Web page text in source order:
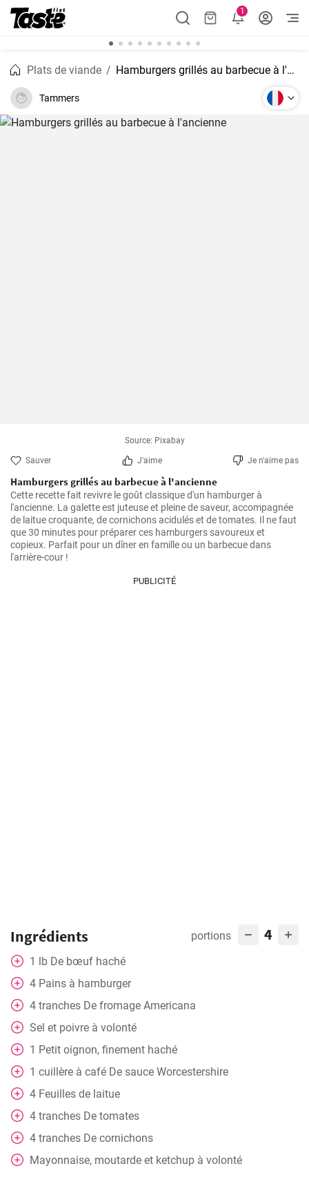
1
Plats de viande Hamburgers grillés au barbecue à l'ancienne
Tammers
Source: Pixabay
Sauver J'aime Je n'aime pas
Hamburgers grillés au barbecue à l'ancienne
Cette recette fait revivre le goût classique d'un hamburger à
l'ancienne. La galette est juteuse et pleine de saveur, accompagnée
de laitue croquante, de cornichons acidulés et de tomates. Il ne faut
que 30 minutes pour préparer ces hamburgers savoureux et
copieux. Parfait pour un dîner en famille ou un barbecue dans
l'arrière-cour !
PUBLICITÉ
Ingrédients portions 4
1 lb De bœuf haché
4 Pains à hamburger
4 tranches De fromage Americana
Sel et poivre à volonté
1 Petit oignon, finement haché
1 cuillère à café De sauce Worcestershire
4 Feuilles de laitue
4 tranches De tomates
4 tranches De cornichons
Mayonnaise, moutarde et ketchup à volonté